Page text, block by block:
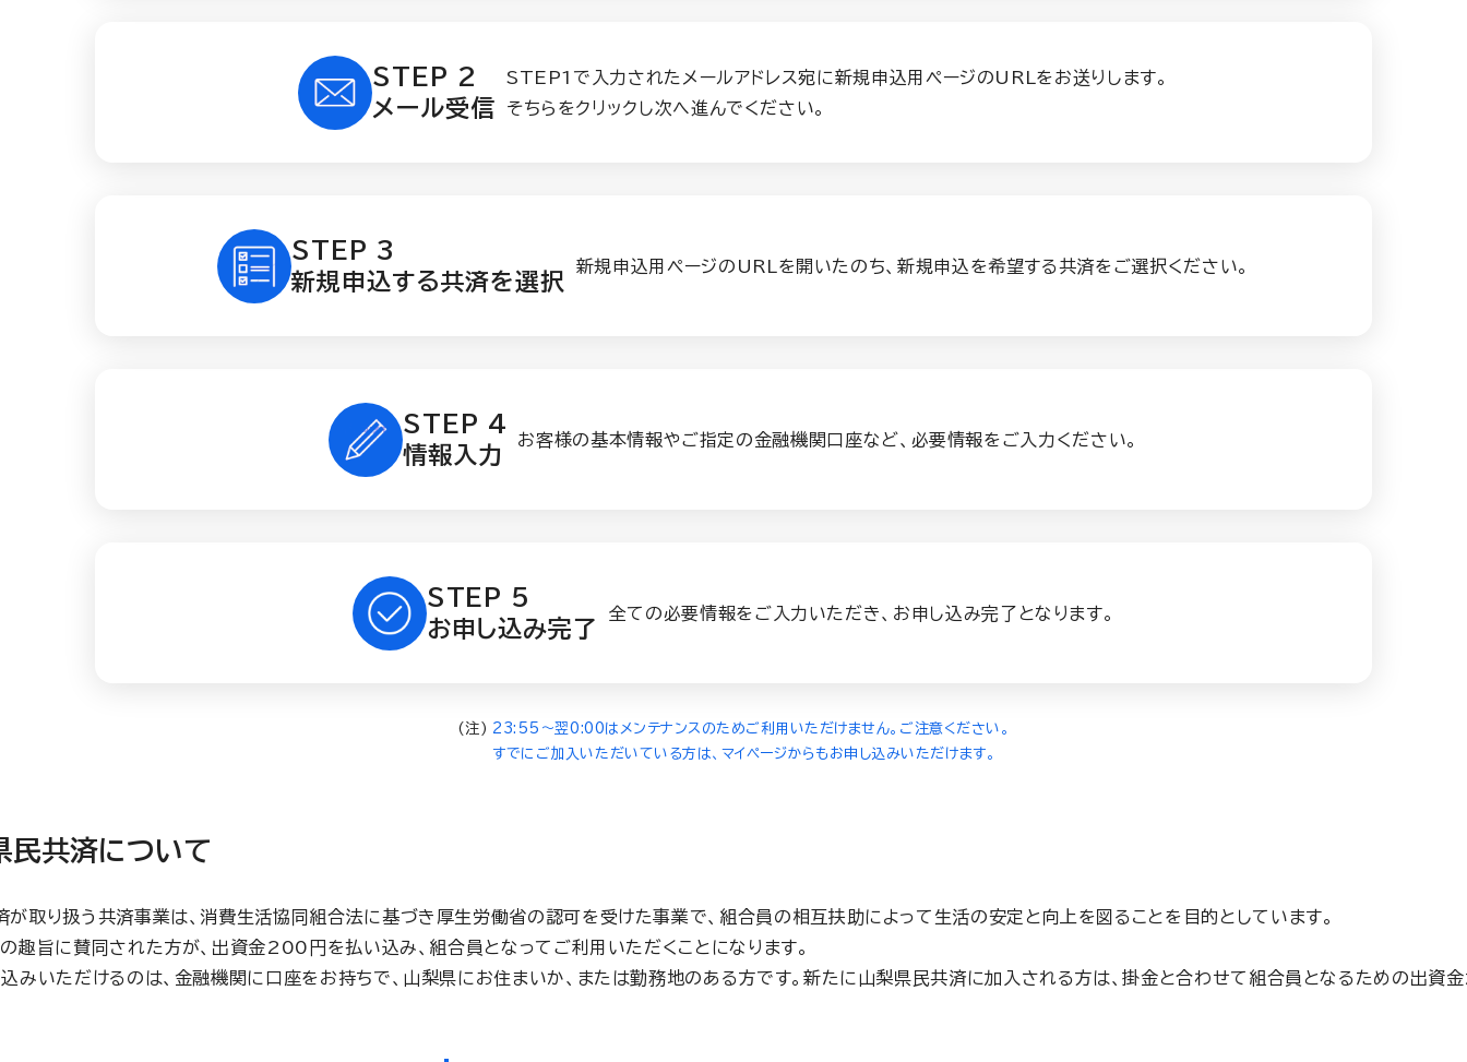
STEP 2
メール受信
STEP1で入力されたメールアドレス宛に新規申込用ページのURLをお送りします。
そちらをクリックし次へ進んでください。
STEP 3
新規申込する共済を選択
新規申込用ページのURLを開いたのち、新規申込を希望する共済をご選択ください。
STEP 4
情報入力
お客様の基本情報やご指定の金融機関口座など、必要情報をご入力ください。
STEP 5
お申し込み完了
全ての必要情報をご入力いただき、お申し込み完了となります。
23:55～翌0:00はメンテナンスのためご利用いただけません。ご注意ください。
すでにご加入いただいている方は、マイページからもお申し込みいただけます。
民共済について
が取り扱う共済事業は、消費生活協同組合法に基づき厚生労働省の認可を受けた事業で、組合員の相互扶助によって生活の安定と向上を図ることを目的としています。
の趣旨に賛同された方が、出資金200円を払い込み、組合員となってご利用いただくことになります。
込みいただけるのは、金融機関に口座をお持ちで、山梨県にお住まいか、または勤務地のある方です。新たに山梨県民共済に加入される方は、掛金と合わせて組合員となるための出資金